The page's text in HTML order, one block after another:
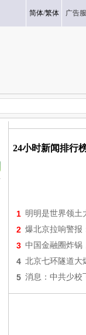
简体/繁体 广告
24小时新闻排行
1 明明是世界领土
2 爆北京拉响警报
3 中国金融圈炸锅
4 北京七环隧道大
5 消息：中共少校